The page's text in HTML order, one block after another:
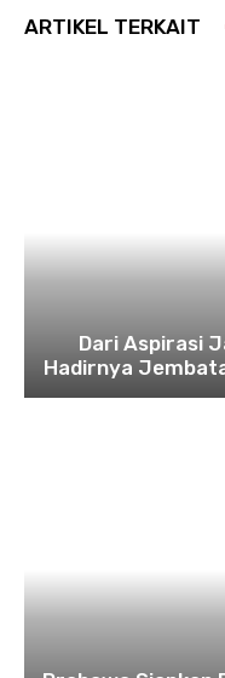
ARTIKEL TERKAIT
Dari Aspirasi
Hadirnya